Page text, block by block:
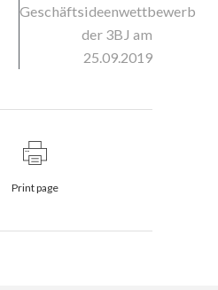
Geschäftsideenwettbewerb
der 3BJ am
25.09.2019
Print page